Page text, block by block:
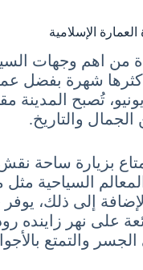
الإسلامية
من اهم وجهات
شهرة بفضل
تُصبح المدينة
الجمال والتاريخ.
بزيارة ساحة
السياحية مثل
إلى ذلك،
على نهر زاينده
والتمتع